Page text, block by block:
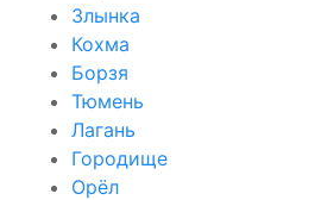
Злынка
Кохма
Борзя
Тюмень
Лагань
Городище
Орёл